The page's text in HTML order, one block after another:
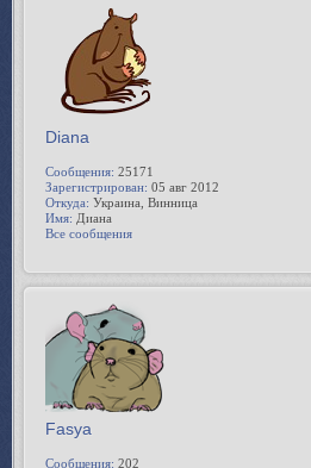
Diana
Сообщения: 25171
Зарегистрирован: 05 авг 2012
Откуда: Украина, Винница
Имя: Диана
Все сообщения
Fasya
Сообщения: 202